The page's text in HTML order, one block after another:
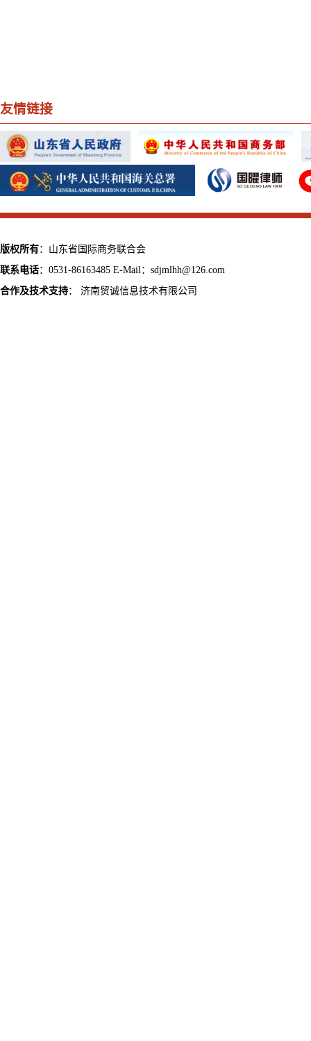
友情链接
版权所有：山东省国际商务联合会
联系电话：0531-86163485 E-Mail：sdjmlhh@126.com
合作及技术支持： 济南贸诚信息技术有限公司